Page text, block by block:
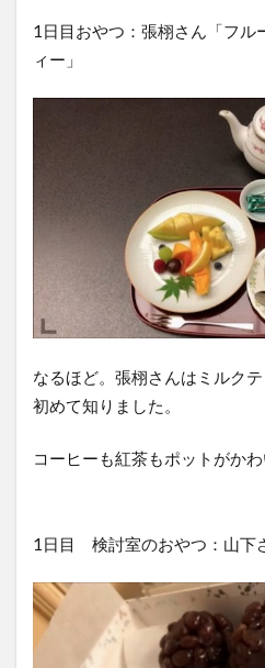
1日目おやつ：張栩さん「フル
ィー」
なるほど。張栩さんはミルクテ
初めて知りました。
コーヒーも紅茶もポットがか
1日目 検討室のおやつ：山下